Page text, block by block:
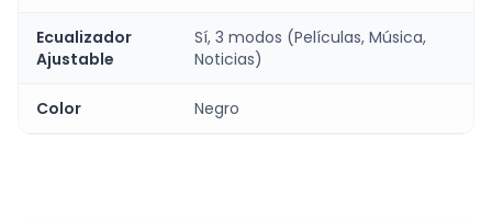
Ecualizador
Ajustable
Sí, 3 modos (Películas, Música,
Noticias)
Color Negro